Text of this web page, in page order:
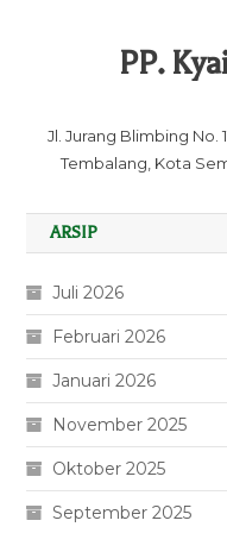
PP.
Jl. Jurang Blimbing No.
Tembalang, Kota
ARSIP
Juli 2026
Februari 2026
Januari 2026
November 2025
Oktober 2025
September 2025